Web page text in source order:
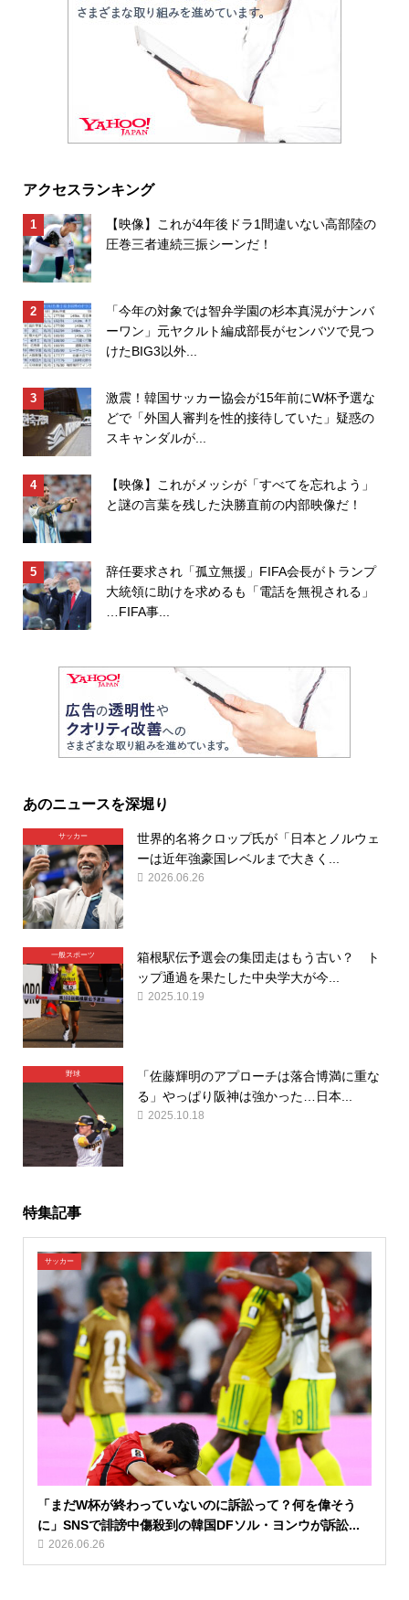
アクセスランキング
【映像】これが4年後ドラ1間違いない高部陸の
圧巻三者連続三振シーンだ！
「今年の対象では智弁学園の杉本真滉がナンバ
ーワン」元ヤクルト編成部長がセンバツで見つ
けたBIG3以外...
激震！韓国サッカー協会が15年前にW杯予選な
どで「外国人審判を性的接待していた」疑惑の
スキャンダルが...
【映像】これがメッシが「すべてを忘れよう」
と謎の言葉を残した決勝直前の内部映像だ！
辞任要求され「孤立無援」FIFA会長がトランプ
大統領に助けを求めるも「電話を無視される」
…FIFA事...
あのニュースを深堀り
サッカー
世界的名将クロップ氏が「日本とノルウェ
ーは近年強豪国レベルまで大きく...
2026.06.26
一般スポーツ
箱根駅伝予選会の集団走はもう古い？ ト
ップ通過を果たした中央学大が今...
2025.10.19
野球
「佐藤輝明のアプローチは落合博満に重な
る」やっぱり阪神は強かった…日本...
2025.10.18
特集記事
サッカー
「まだW杯が終わっていないのに訴訟って？何を偉そう
に」SNSで誹謗中傷殺到の韓国DFソル・ヨンウが訴訟...
2026.06.26